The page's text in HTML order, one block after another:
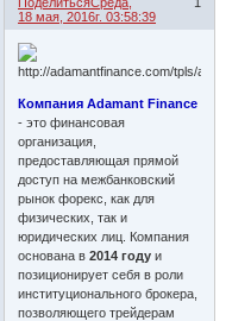
18 мая, 2016г. 03:58:39
Компания Adamant Finance
- это финансовая
организация,
предоставляющая прямой
доступ на межбанковский
рынок форекс, как для
физических, так и
юридических лиц. Компания
основана в2014 году и
позиционирует себя в роли
институционального брокера,
позволяющего трейдерам